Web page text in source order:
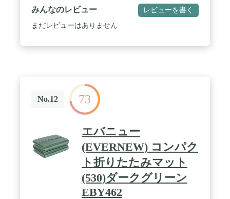
ても使える"便利"なアイテム！ / ✅【空気の量で柔
らかさの調整も可能】 2つのバルブを開くだけで簡
単に膨らむ! バルブを開くだけで自然に膨らみ、セ
をサポートします。 / ✅【商品詳細】 サイズ ・クッ
ション時 : (約)35cm×35cm×5cm ・ピロー時 :
(約)35cm×17.5cm×10cm ・収納時 : (約)φ12cm×18cm
重量 (約)200g 材質 ポリエステル / 高密度ウレタン
フォーム / [こんな商品をお探しの方に] アウトドア
アウトドア用品 キャンプ キャンプ用品 キャンプ道
具 Fieldoor フィールドア おしゃれ かんたん 初心者
道具 アウトドアグッズ フィールドギア アクセサリ
ー レジャー 山 海 ビーチ フェス イベント バーベキ
ュー BBQ 運動会 お花見 キャンピング グランピン
みんなのレビュー レビューを書く
まだレビューはありません
No.12 73
エバニュー
(EVERNEW) コンパク
ト折りたたみマット
(530)ダークグリーン
EBY462